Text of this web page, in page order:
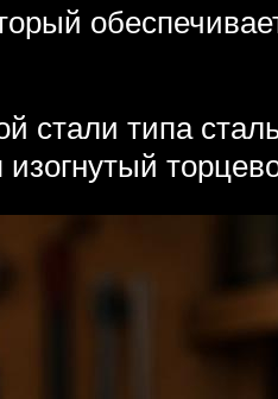
стали типа